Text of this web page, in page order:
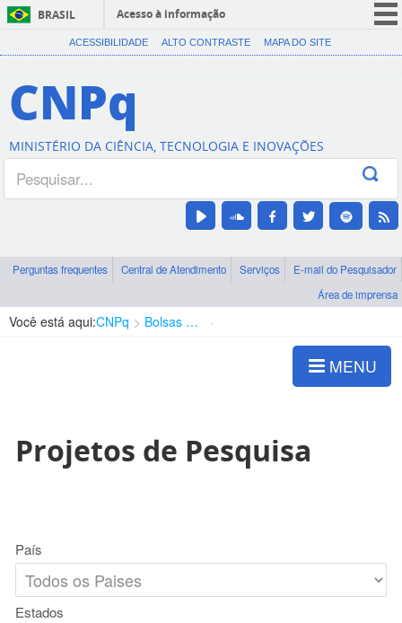
BRASIL
Acesso à informação
CORONAVÍRUS (COVID-19)
Canais
ACESSIBILIDADE ALTO CONTRASTE MAPA DO SITE
CNPq
MINISTÉRIO DA CIÊNCIA, TECNOLOGIA E INOVAÇÕES
Perguntas frequentes Central de Atendimento Serviços
E-mail do Pesquisador
Área de imprensa
Você está aqui:CNPq Bolsas e Auxílios Vigentes
MENU
Projetos de Pesquisa
País
Estados